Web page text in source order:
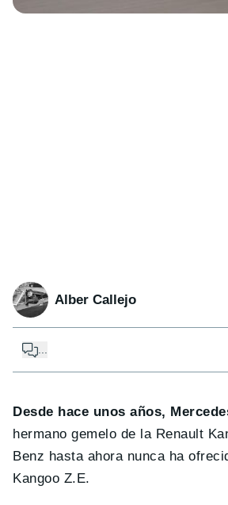
Alber Callejo
Desde hace unos años,
hermano gemelo de la Renault
Benz hasta ahora nunca ha
Kangoo Z.E.